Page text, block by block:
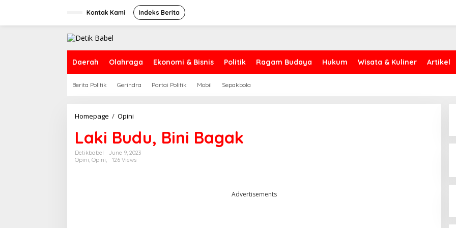
Kontak Kami Indeks Berita
Daerah Olahraga Ekonomi & Bisnis Politik Ragam Budaya Hukum Wisata & Kuliner Artikel
Berita Politik Gerindra Partai Politik Mobil Sepakbola
Homepage / Opini
k
i
B
u
Laki Budu, Bini Bagak
Detikbabel
June 9, 2023
Opini, Opini, 126 Views
Advertisements